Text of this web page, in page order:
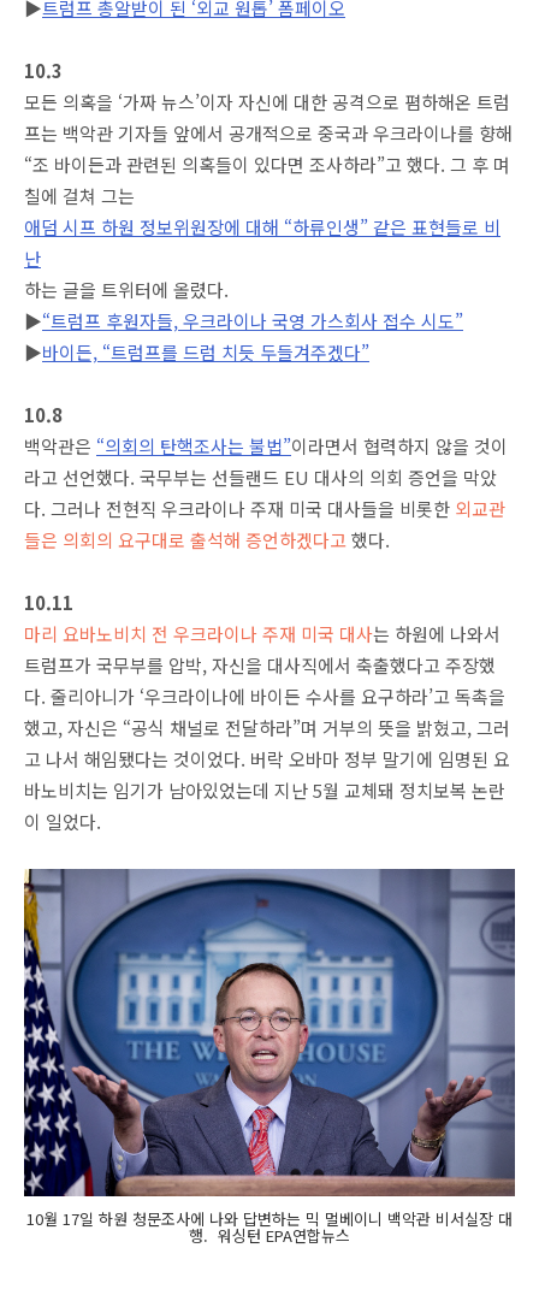
▶트럼프 총알받이 된 ‘외교 원톱’ 폼페이오
10.3
모든 의혹을 ‘가짜 뉴스’이자 자신에 대한 공격으로 폄하해온 트럼
프는 백악관 기자들 앞에서 공개적으로 중국과 우크라이나를 향해
“조 바이든과 관련된 의혹들이 있다면 조사하라”고 했다. 그 후 며
칠에 걸쳐 그는
애덤 시프 하원 정보위원장에 대해 “하류인생” 같은 표현들로 비
난
하는 글을 트위터에 올렸다.
▶“트럼프 후원자들, 우크라이나 국영 가스회사 접수 시도”
▶바이든, “트럼프를 드럼 치듯 두들겨주겠다”
10.8
백악관은 “의회의 탄핵조사는 불법”이라면서 협력하지 않을 것이
라고 선언했다. 국무부는 선들랜드 EU 대사의 의회 증언을 막았
다. 그러나 전현직 우크라이나 주재 미국 대사들을 비롯한 외교관
들은 의회의 요구대로 출석해 증언하겠다고했다.
10.11
마리 요바노비치 전 우크라이나 주재 미국 대사는 하원에 나와서
트럼프가 국무부를 압박, 자신을 대사직에서 축출했다고 주장했
다. 줄리아니가 ‘우크라이나에 바이든 수사를 요구하라’고 독촉을
했고, 자신은 “공식 채널로 전달하라”며 거부의 뜻을 밝혔고, 그러
고 나서 해임됐다는 것이었다. 버락 오바마 정부 말기에 임명된 요
바노비치는 임기가 남아있었는데 지난 5월 교체돼 정치보복 논란
이 일었다.
10월 17일 하원 청문조사에 나와 답변하는 믹 멀베이니 백악관 비서실장 대
행. 워싱턴 EPA연합뉴스